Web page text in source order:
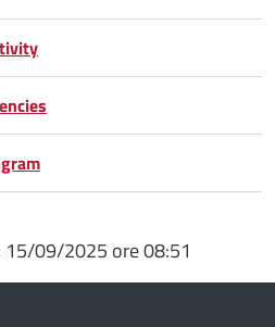
Facebook
su
Twitter
Condividi
su
Google
Plus
Condividi
su
Whatsapp
15/09/2025 ore 08:51